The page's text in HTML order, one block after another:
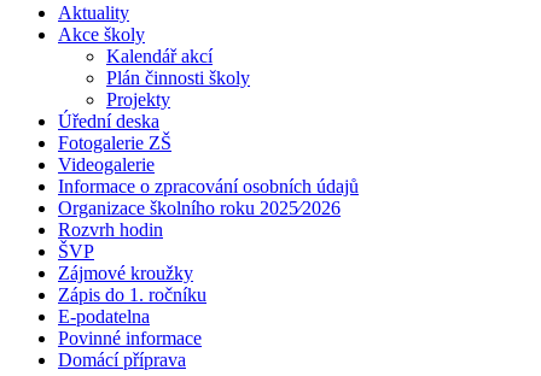
Aktuality
Akce školy
Kalendář akcí
Plán činnosti školy
Projekty
Úřední deska
Fotogalerie ZŠ
Videogalerie
Informace o zpracování osobních údajů
Organizace školního roku 2025⁄2026
Rozvrh hodin
ŠVP
Zájmové kroužky
Zápis do 1. ročníku
E-podatelna
Povinné informace
Domácí příprava